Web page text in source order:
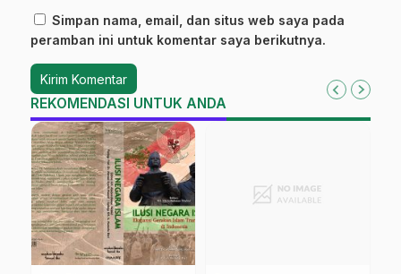
Simpan nama, email, dan situs web saya pada
peramban ini untuk komentar saya berikutnya.
REKOMENDASI UNTUK ANDA